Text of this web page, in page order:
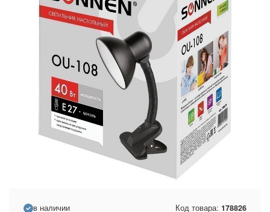
в наличии Код товара: 178826